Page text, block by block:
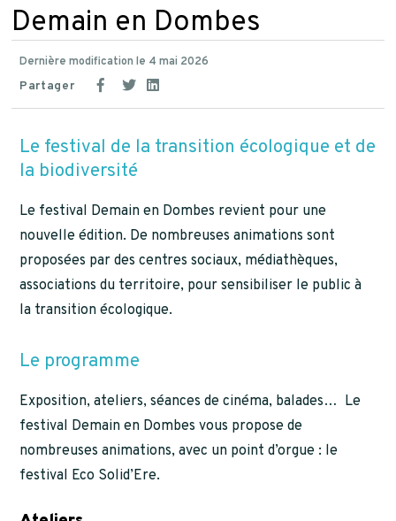
Demain en Dombes
Dernière modification le 4 mai 2026
Partager
Le festival de la transition écologique et de
la biodiversité
Le festival Demain en Dombes revient pour une
nouvelle édition. De nombreuses animations sont
proposées par des centres sociaux, médiathèques,
associations du territoire, pour sensibiliser le public à
la transition écologique.
Le programme
Exposition, ateliers, séances de cinéma, balades… Le
festival Demain en Dombes vous propose de
nombreuses animations, avec un point d’orgue : le
festival Eco Solid’Ere.